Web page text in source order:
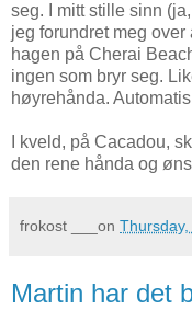
seg. I mitt stille sinn
jeg forundret meg
hagen på Cherai
ingen som bryr seg.
høyrehånda.
I kveld, på Cacadou,
den rene hånda og
frokost ___on
Martin har det